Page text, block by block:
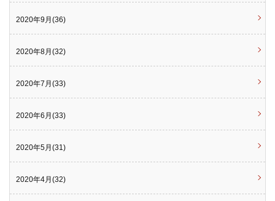
2020年9月(36)
2020年8月(32)
2020年7月(33)
2020年6月(33)
2020年5月(31)
2020年4月(32)